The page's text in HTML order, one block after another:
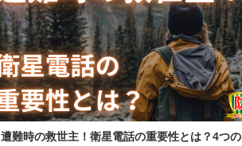
遭難時の救世主！衛星電話の重要性とは？4つの